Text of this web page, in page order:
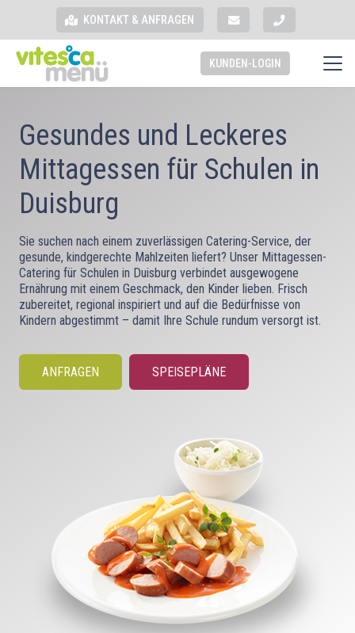
KONTAKT & ANFRAGEN
KUNDEN-LOGIN
Gesundes und Leckeres
Mittagessen für Schulen in
Duisburg
Sie suchen nach einem zuverlässigen Catering-Service, der
gesunde, kindgerechte Mahlzeiten liefert? Unser Mittagessen-
Catering für Schulen in Duisburg verbindet ausgewogene
Ernährung mit einem Geschmack, den Kinder lieben. Frisch
zubereitet, regional inspiriert und auf die Bedürfnisse von
Kindern abgestimmt – damit Ihre Schule rundum versorgt ist.
ANFRAGEN SPEISEPLÄNE